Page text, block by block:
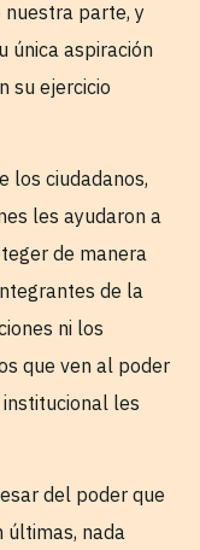
parte, y
única aspiración
su ejercicio
los ciudadanos,
les ayudaron a
de manera
de la
ni los
que ven al poder
institucional les
del poder que
últimas, nada